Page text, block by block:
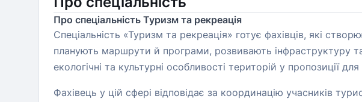
Про спеціальність Туризм та рекреація
Спеціальність «Туризм та рекреація» готує фахівців, які
планують маршрути й програми, розвивають інфраструктуру та
екологічні та культурні особливості територій у пропозиції
Фахівець у цій сфері відповідає за координацію учасників